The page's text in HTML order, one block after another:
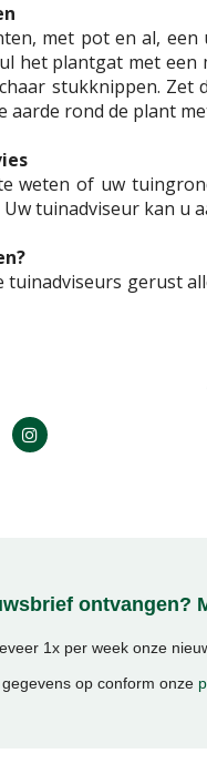
met pot en al,
het plantgat met een
stukknippen.
aarde rond de plant
weten of uw
Uw tuinadviseur kan u
tuinadviseurs gerust
ontvangen?
1x per week onze
op conform onze